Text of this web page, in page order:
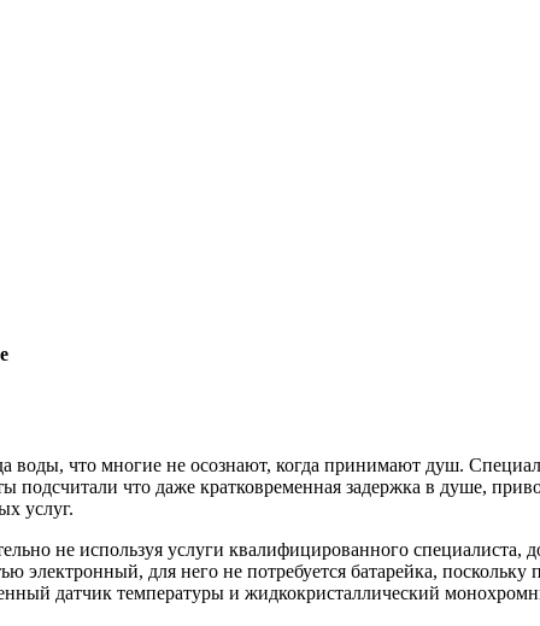
воды, что многие не осознают, когда принимают душ.
что даже кратковременная задержка в душе,
услуг.
не используя услуги квалифицированного специалиста,
электронный, для него не потребуется батарейка,
датчик температуры и жидкокристаллический